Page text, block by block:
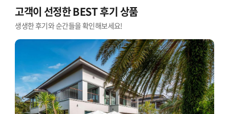
고객이 선정한 BEST 후기 상품
생생한 후기와 순간들을 확인해보세요!